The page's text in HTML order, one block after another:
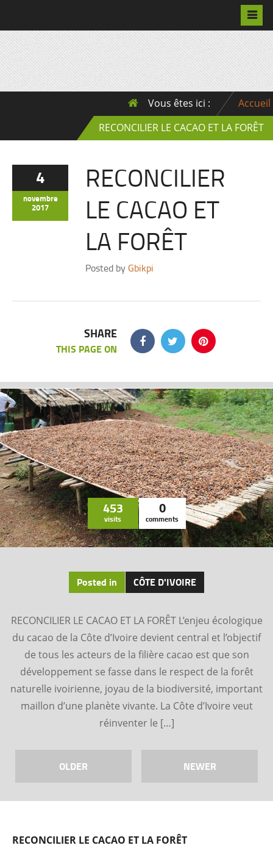
Vous êtes ici :
Accueil
RECONCILIER LE CACAO ET LA FORÊT
4
novembre
2017
RECONCILIER
LE CACAO ET
LA FORÊT
Posted by Gbikpi
SHARE
THIS PAGE ON
453
visits
0
comments
Posted in CÔTE D'IVOIRE
RECONCILIER LE CACAO ET LA FORÊT L’enjeu écologique
du cacao de la Côte d’Ivoire devient central et l’objectif
de tous les acteurs de la filière cacao est que son
développement se fasse dans le respect de la forêt
naturelle ivoirienne, joyau de la biodiversité, important
maillon d’une planète vivante. La Côte d’Ivoire veut
réinventer le […]
OLDER NEWER
RECONCILIER LE CACAO ET LA FORÊT